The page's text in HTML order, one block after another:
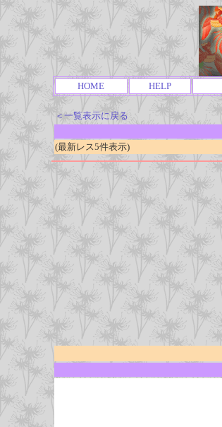
HOME HELP
＜一覧表示に戻る
(最新レス5件表示)